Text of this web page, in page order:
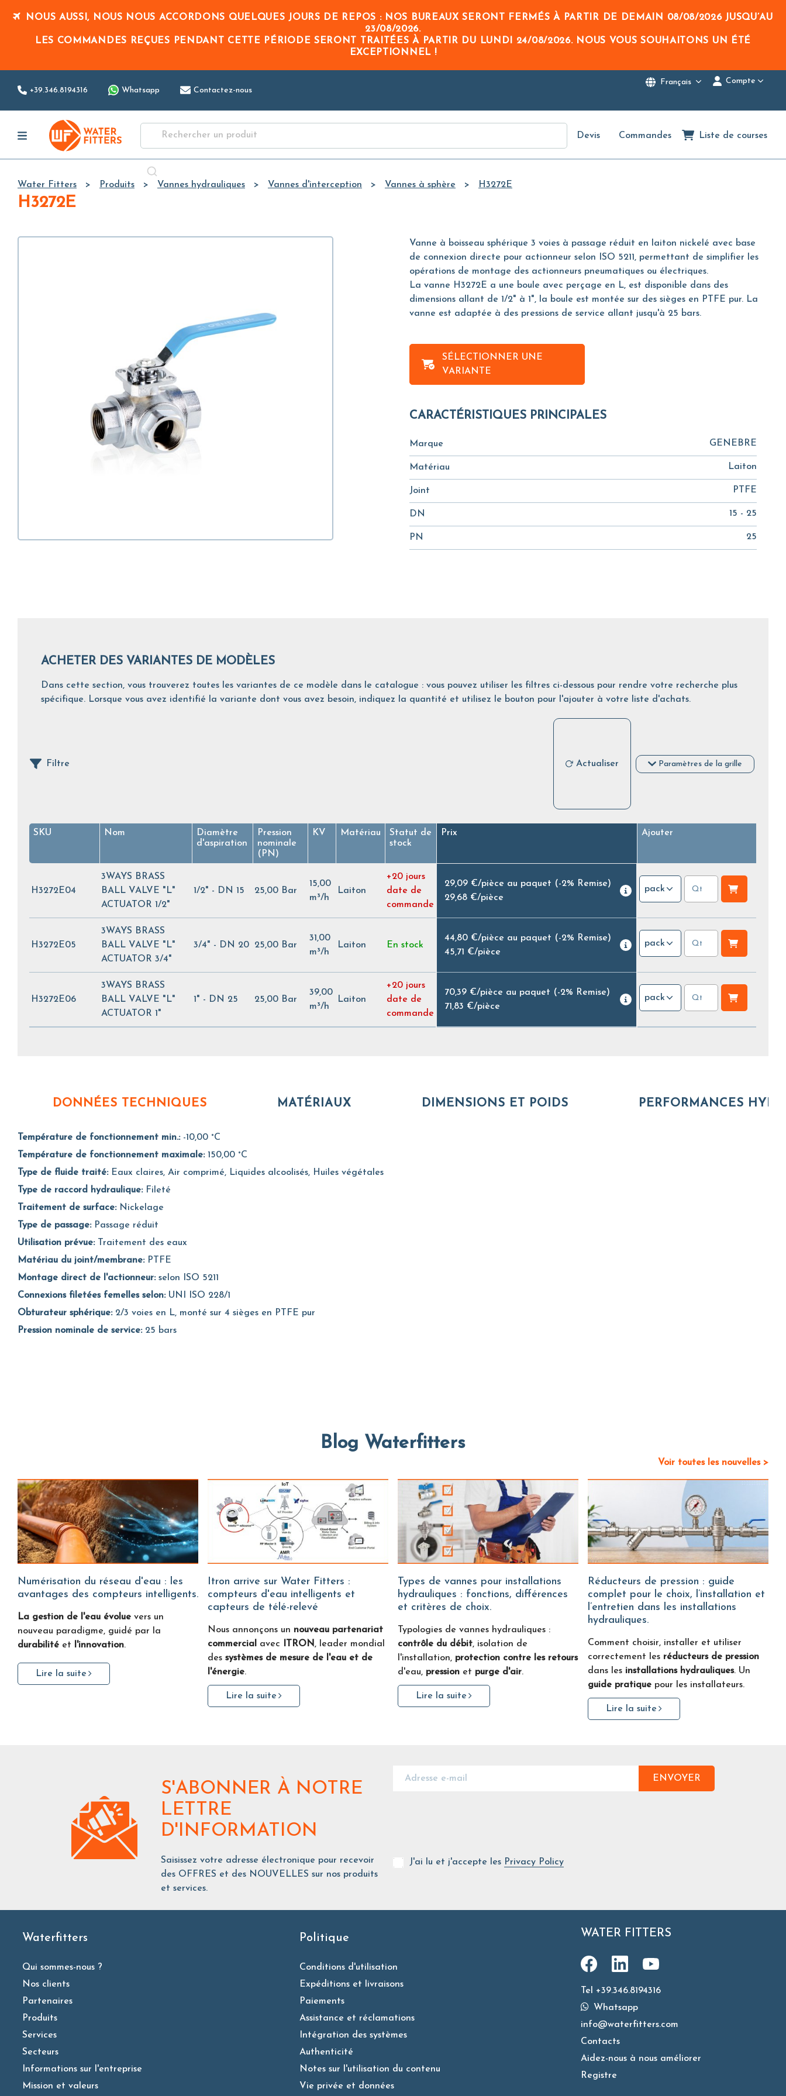
Main
Content
NOUS AUSSI, NOUS NOUS ACCORDONS QUELQUES JOURS DE REPOS : NOS BUREAUX SERONT FERMÉS À PARTIR DE DEMAIN 08/08/2026JUSQU’AU
23/08/2026.
LES COMMANDES REÇUES PENDANT CETTE PÉRIODE SERONT TRAITÉES À PARTIR DU LUNDI 24/08/2026. NOUS VOUS SOUHAITONS UN ÉTÉ
EXCEPTIONNEL !
+39.346.8194316 Whatsapp Contactez-nous
Français Compte
Devis Commandes Liste de courses
Water Fitters Produits Vannes hydrauliques Vannes d'interception Vannes à sphère H3272E
H3272E
Vanne à boisseau sphérique 3 voies à passage réduit en laiton nickelé avec base
de connexion directe pour actionneur selon ISO 5211, permettant de simplifier les
opérations de montage des actionneurs pneumatiques ou électriques.
La vanne H3272E a une boule avec perçage en L, est disponible dans des
dimensions allant de 1/2" à 1", la boule est montée sur des sièges en PTFE pur. La
vanne est adaptée à des pressions de service allant jusqu'à 25 bars.
SÉLECTIONNER UNE
VARIANTE
CARACTÉRISTIQUES PRINCIPALES
Marque GENEBRE
Matériau Laiton
Joint PTFE
DN 15 - 25
PN 25
ACHETER DES VARIANTES DE MODÈLES
Dans cette section, vous trouverez toutes les variantes de ce modèle dans le catalogue : vous pouvez utiliser les filtres ci-dessous pour rendre votre recherche plus
spécifique. Lorsque vous avez identifié la variante dont vous avez besoin, indiquez la quantité et utilisez le bouton pour l'ajouter à votre liste d'achats.
Filtre Actualiser Paramètres de la grille
SKU Nom
Diamètre
d'aspiration
Pression
nominale
(PN)
KV Matériau
Statut de
stock
Prix Ajouter
H3272E04
3WAYS BRASS
BALL VALVE "L"
ACTUATOR 1/2"
1/2" - DN 15 25,00 Bar
15,00
m³/h
Laiton
+20 jours
date de
commande
29,09 €/pièce au paquet (-2% Remise)
29,68 €/pièce
pack
H3272E05
3WAYS BRASS
BALL VALVE "L"
ACTUATOR 3/4"
3/4" - DN 20 25,00 Bar
31,00
m³/h
Laiton En stock
44,80 €/pièce au paquet (-2% Remise)
45,71 €/pièce
pack
H3272E06
3WAYS BRASS
BALL VALVE "L"
ACTUATOR 1"
1" - DN 25 25,00 Bar
39,00
m³/h
Laiton
+20 jours
date de
commande
70,39 €/pièce au paquet (-2% Remise)
71,83 €/pièce
pack
DONNÉES TECHNIQUES MATÉRIAUX DIMENSIONS ET POIDS PERFORMANCES
Température de fonctionnement min.: -10,00 °C
Température de fonctionnement maximale: 150,00 °C
Type de fluide traité: Eaux claires, Air comprimé, Liquides alcoolisés, Huiles végétales
Type de raccord hydraulique: Fileté
Traitement de surface: Nickelage
Type de passage: Passage réduit
Utilisation prévue:
Traitement des eaux
Matériau du joint/membrane: PTFE
Montage direct de l'actionneur:selon ISO 5211
Connexions filetées femelles selon:UNI ISO 228/1
Obturateur sphérique:2/3 voies en L, monté sur 4 sièges en PTFE pur
Pression nominale de service:25 bars
Blog Waterfitters
Voir toutes les nouvelles >
Numérisation du réseau d'eau : les
avantages des compteurs intelligents.
La gestion de l'eau évolue vers un
nouveau paradigme, guidé par la
durabilité et l'innovation.
Lire la suite
compteurs d'eau intelligents et
capteurs de télé-relevé
Nous annonçons un nouveau partenariat
commercial
avec ITRON, leader mondial
des systèmes de mesure de l'eau et de
l'énergie.
Lire la suite
Types de vannes pour installations
hydrauliques : fonctions, différences
et critères de choix.
Typologies de vannes hydrauliques :
contrôle du débit, isolation de
l'installation, protection contre les retours
d'eau, pression et purge d'air.
Lire la suite
Réducteurs de pression : guide
complet pour le choix, l’installation et
l’entretien dans les installations
hydrauliques.
Comment choisir, installer et utiliser
correctement les réducteurs de pression
dans les installations hydrauliques. Un
guide pratique pour les installateurs.
Lire la suite
S'ABONNER À NOTRE
LETTRE
D'INFORMATION
Saisissez votre adresse électronique pour recevoir
des OFFRES et des NOUVELLES sur nos produits
et services.
ENVOYER
J'ai lu et j'accepte les Privacy Policy
Waterfitters
Qui sommes-nous ?
Nos clients
Partenaires
Produits
Services
Secteurs
Informations sur l'entreprise
Mission et valeurs
Politique
Conditions d'utilisation
Expéditions et livraisons
Paiements
Assistance et réclamations
Intégration des systèmes
Authenticité
Notes sur l'utilisation du contenu
Vie privée et données
WATER FITTERS
Tel +39.346.8194316
Whatsapp
info@waterfitters.com
Contacts
Aidez-nous à nous améliorer
Registre